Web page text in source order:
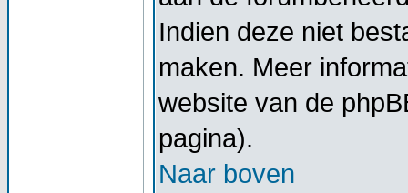
Indien deze niet
maken. Meer
website van de
pagina).
Naar boven